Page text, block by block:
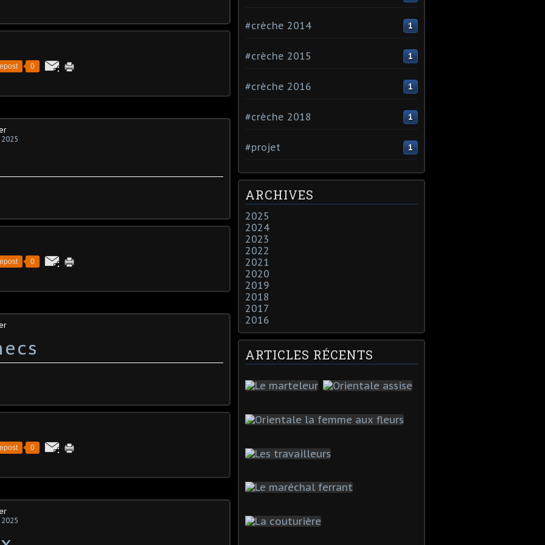
0
0
0
#crèche 2014 1
#crèche 2015 1
#crèche 2016 1
#crèche 2018 1
#projet 1
ARCHIVES
2025
2024
2023
2022
2021
2020
2019
2018
2017
2016
ARTICLES RÉCENTS